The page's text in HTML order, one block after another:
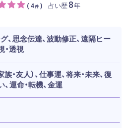
( 4件 ) 占い歴8年
、思念伝達、波動修正、遠隔ヒー
・透視
・友人）、仕事運、将来・未来、復
、運命・転機、金運